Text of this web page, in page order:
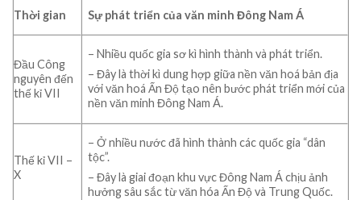
Thời gian Sự phát triển của văn minh Đông Nam Á
Đầu Công
nguyên đến
thế kỉ VII
– Nhiều quốc gia sơ kì hình thành và phát triển.
– Đây là thời kì dung hợp giữa nền văn hoá bản địa
với văn hoá Ấn Độ tạo nên bước phát triển mới của
nền văn minh Đông Nam Á.
Thế kỉ VII –
X
– Ở nhiều nước đã hình thành các quốc gia “dân
tộc”.
– Đây là giai đoạn khu vực Đông Nam Á chịu ảnh
hưởng sâu sắc từ văn hóa Ấn Độ và Trung Quốc.